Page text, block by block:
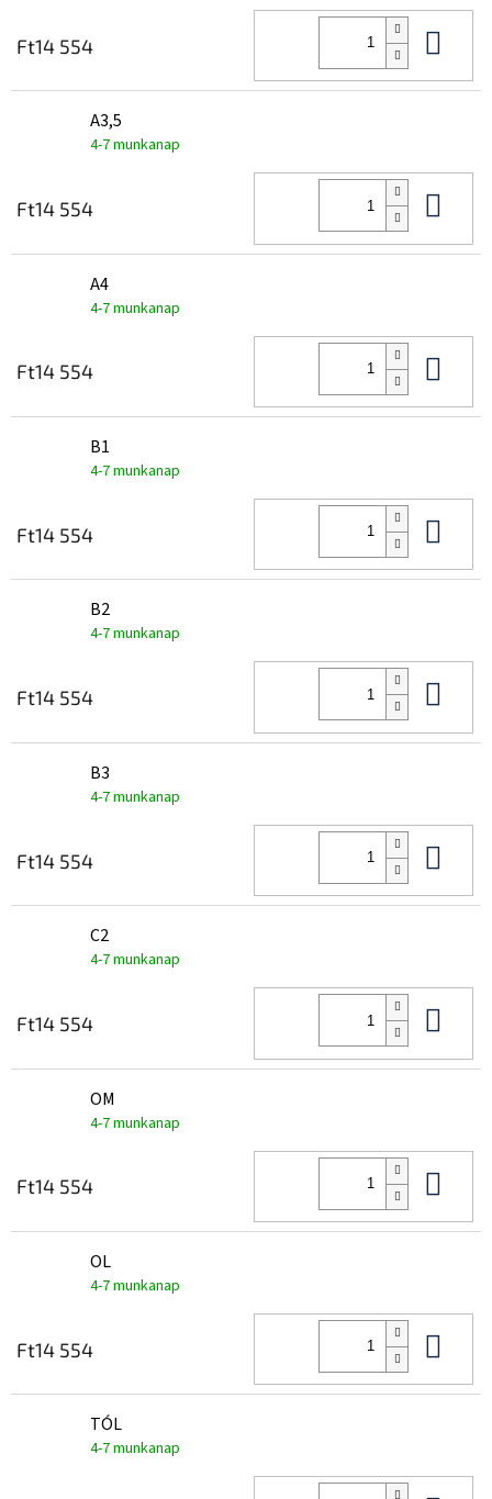
Ft14 554
A3,5
4-7 munkanap
Ft14 554
A4
4-7 munkanap
Ft14 554
B1
4-7 munkanap
Ft14 554
B2
4-7 munkanap
Ft14 554
B3
4-7 munkanap
Ft14 554
C2
4-7 munkanap
Ft14 554
OM
4-7 munkanap
Ft14 554
OL
4-7 munkanap
Ft14 554
TÓL
4-7 munkanap